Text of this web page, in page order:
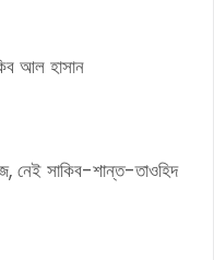
আল হাসান
নেই সাকিব-শান্ত-তাওহিদ